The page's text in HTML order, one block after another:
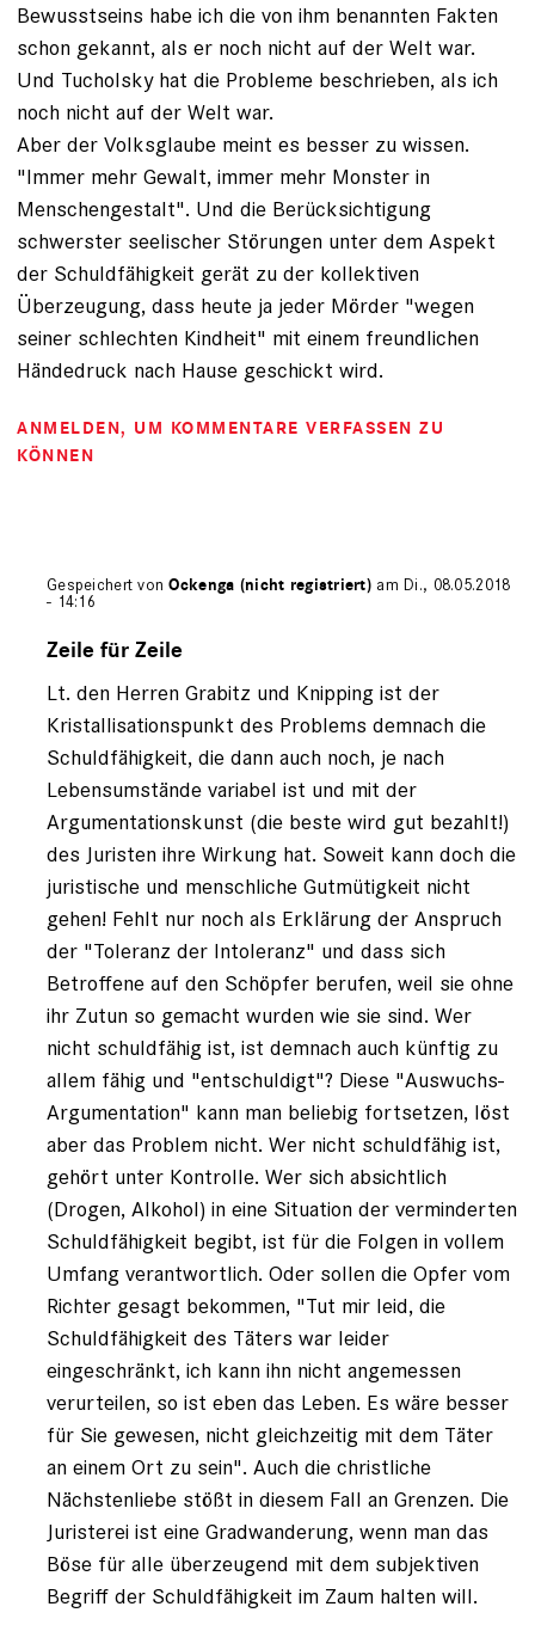
Bewusstseins habe ich die von ihm benannten Fakten
schon gekannt, als er noch nicht auf der Welt war.
Und Tucholsky hat die Probleme beschrieben, als ich
noch nicht auf der Welt war.
Aber der Volksglaube meint es besser zu wissen.
"Immer mehr Gewalt, immer mehr Monster in
Menschengestalt". Und die Berücksichtigung
schwerster seelischer Störungen unter dem Aspekt
der Schuldfähigkeit gerät zu der kollektiven
Überzeugung, dass heute ja jeder Mörder "wegen
seiner schlechten Kindheit" mit einem freundlichen
Händedruck nach Hause geschickt wird.
ANMELDEN, UM KOMMENTARE VERFASSEN ZU
KÖNNEN
Gespeichert vonOckenga (nicht registriert) am Di., 08.05.2018
- 14:16
auf
Andreas
Knipping
registriert)
Zeile für Zeile
Lt. den Herren Grabitz und Knipping ist der
Kristallisationspunkt des Problems demnach die
Schuldfähigkeit, die dann auch noch, je nach
Lebensumstände variabel ist und mit der
Argumentationskunst (die beste wird gut bezahlt!)
des Juristen ihre Wirkung hat. Soweit kann doch die
juristische und menschliche Gutmütigkeit nicht
gehen! Fehlt nur noch als Erklärung der Anspruch
der "Toleranz der Intoleranz" und dass sich
Betroffene auf den Schöpfer berufen, weil sie ohne
ihr Zutun so gemacht wurden wie sie sind. Wer
nicht schuldfähig ist, ist demnach auch künftig zu
allem fähig und "entschuldigt"? Diese "Auswuchs-
Argumentation" kann man beliebig fortsetzen, löst
aber das Problem nicht. Wer nicht schuldfähig ist,
gehört unter Kontrolle. Wer sich absichtlich
(Drogen, Alkohol) in eine Situation der verminderten
Schuldfähigkeit begibt, ist für die Folgen in vollem
Umfang verantwortlich. Oder sollen die Opfer vom
Richter gesagt bekommen, "Tut mir leid, die
Schuldfähigkeit des Täters war leider
eingeschränkt, ich kann ihn nicht angemessen
verurteilen, so ist eben das Leben. Es wäre besser
für Sie gewesen, nicht gleichzeitig mit dem Täter
an einem Ort zu sein". Auch die christliche
Nächstenliebe stößt in diesem Fall an Grenzen. Die
Juristerei ist eine Gradwanderung, wenn man das
Böse für alle überzeugend mit dem subjektiven
Begriff der Schuldfähigkeit im Zaum halten will.